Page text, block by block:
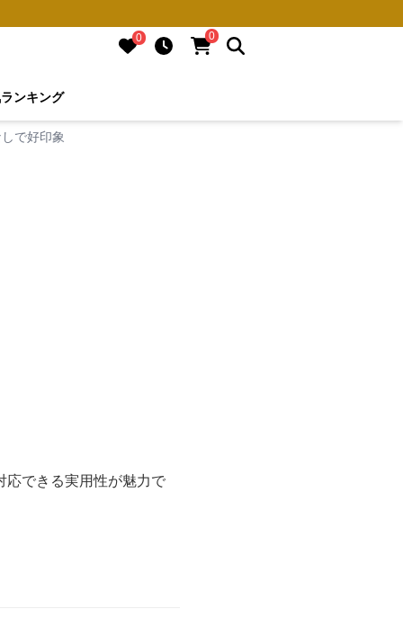
0 0
ランキング
で好印象
応できる実用性が魅力で